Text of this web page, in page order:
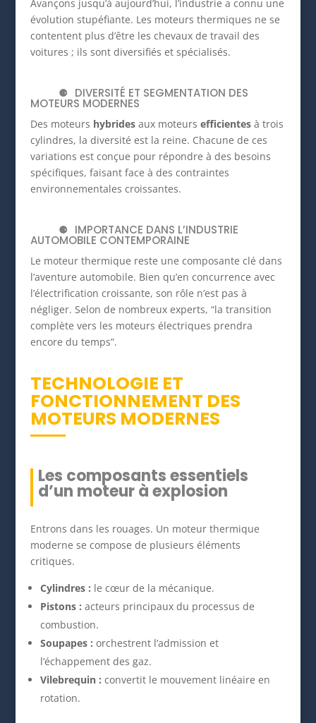
Avançons jusqu’à aujourd’hui, l’industrie a connu une
évolution stupéfiante. Les moteurs thermiques ne se
contentent plus d’être les chevaux de travail des
voitures ; ils sont diversifiés et spécialisés.
DIVERSITÉ ET SEGMENTATION DES
MOTEURS MODERNES
Des moteurs hybridesaux moteurs efficientesà trois
cylindres, la diversité est la reine. Chacune de ces
variations est conçue pour répondre à des besoins
spécifiques, faisant face à des contraintes
environnementales croissantes.
IMPORTANCE DANS L’INDUSTRIE
AUTOMOBILE CONTEMPORAINE
Le moteur thermique reste une composante clé dans
l’aventure automobile. Bien qu’en concurrence avec
l’électrification croissante, son rôle n’est pas à
négliger. Selon de nombreux experts, “la transition
complète vers les moteurs électriques prendra
encore du temps”.
TECHNOLOGIE ET
FONCTIONNEMENT DES
MOTEURS MODERNES
Les composants essentiels
d’un moteur à explosion
Entrons dans les rouages. Un moteur thermique
moderne se compose de plusieurs éléments
critiques.
Cylindres : le cœur de la mécanique.
Pistons : acteurs principaux du processus de
combustion.
Soupapes : orchestrent l’admission et
l’échappement des gaz.
Vilebrequin : convertit le mouvement linéaire en
rotation.